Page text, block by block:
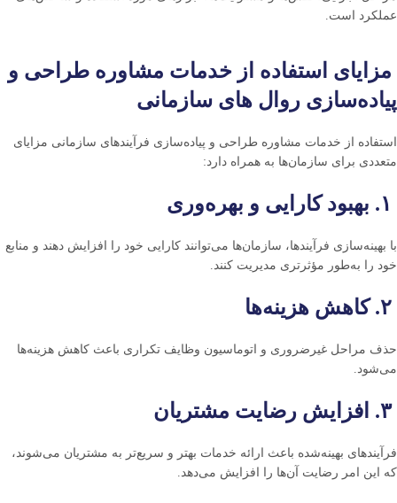
عملکرد است.
مزایای استفاده از خدمات مشاوره طراحی و
پیاده‌سازی روال های سازمانی
استفاده از خدمات مشاوره طراحی و پیاده‌سازی فرآیندهای سازمانی مزایای
متعددی برای سازمان‌ها به همراه دارد:
با بهینه‌سازی فرآیندها، سازمان‌ها می‌توانند کارایی خود را افزایش دهند و منابع
خود را به‌طور مؤثرتری مدیریت کنند.
حذف مراحل غیرضروری و اتوماسیون وظایف تکراری باعث کاهش هزینه‌ها
می‌شود.
۳. افزایش رضایت مشتریان
فرآیندهای بهینه‌شده باعث ارائه خدمات بهتر و سریع‌تر به مشتریان می‌شوند،
که این امر رضایت آن‌ها را افزایش می‌دهد.